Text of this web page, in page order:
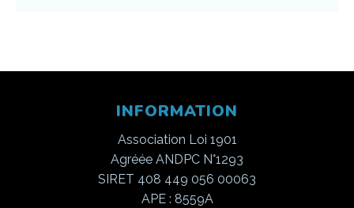
INFORMATION
Association Loi 1901
Agréée ANDPC N°1293
SIRET 408 449 056 00063
APE : 8559A